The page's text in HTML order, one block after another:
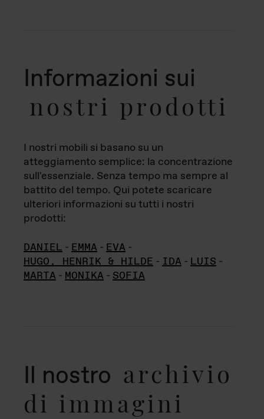
Informazioni sui
nostri prodotti
I nostri mobili si basano su un
atteggiamento semplice: la concentrazione
sull'essenziale. Senza tempo ma sempre al
battito del tempo. Qui potete scaricare
ulteriori informazioni su tutti i nostri
prodotti:
DANIEL - EMMA - EVA -
HUGO, HENRIK & HILDE - IDA - LUIS -
MARTA - MONIKA - SOFIA
Il nostro archivio
di immagini